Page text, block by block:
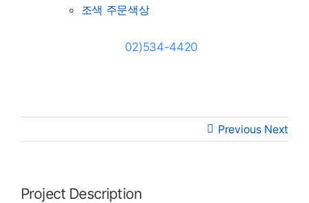
조색 주문색상
02)534-4420
Previous Next
Project Description